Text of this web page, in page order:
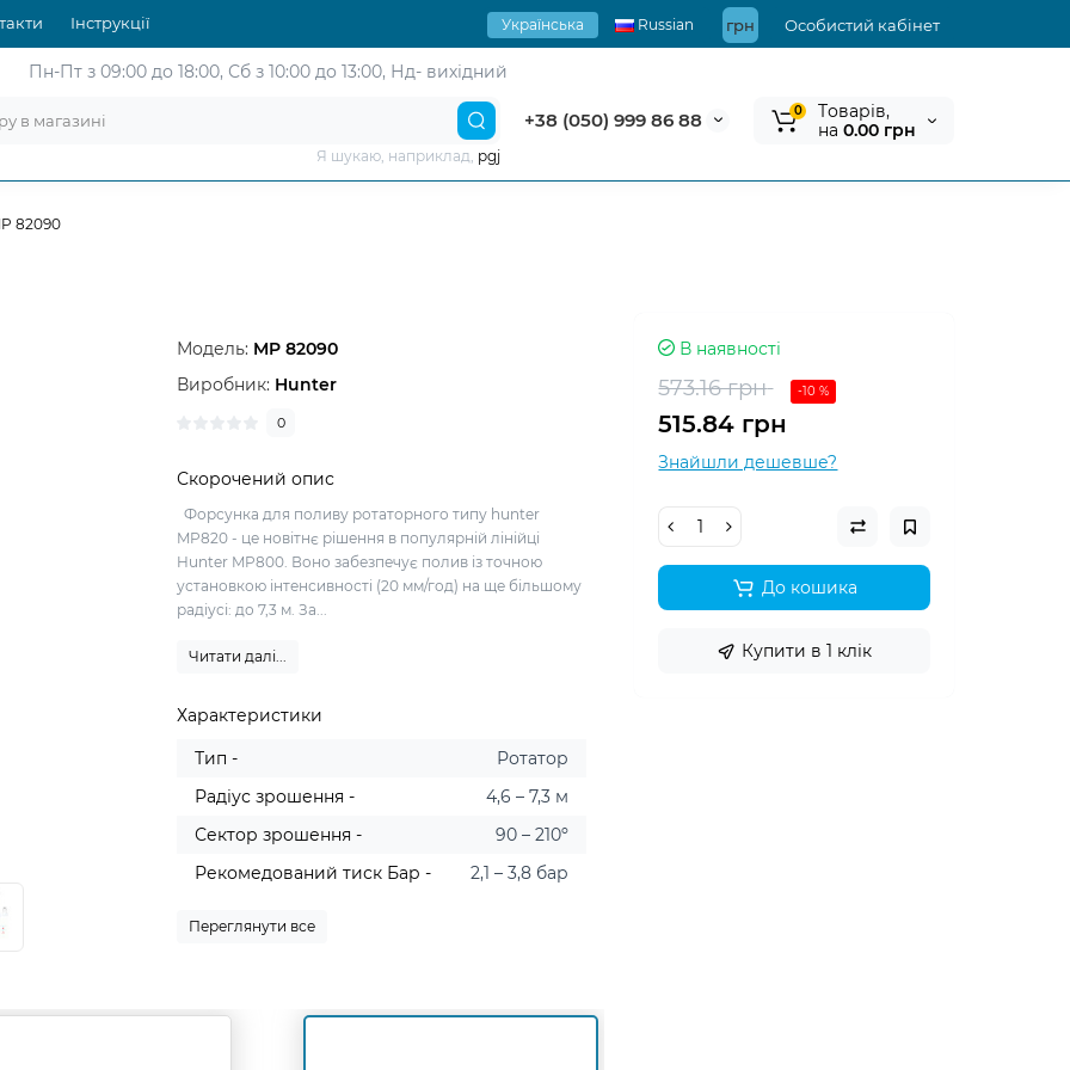
Інструкції Особистий кабінет
грн
Українська Russian
Пн-Пт з 09:00 до 18:00, Сб з 10:00 до 13:00, Нд- вихідний
+38 (050) 999 86 88
Я шукаю, наприклад, pgj
0
Tоварів,
на 0.00 грн
82090
Модель: MP 82090
Виробник: Hunter
0
Скорочений опис
Форсунка для поливу ротаторного типу hunter
MP820 - це новітнє рішення в популярній лінійці
Hunter MP800. Воно забезпечує полив із точною
установкою інтенсивності (20 мм/год) на ще більшому
радіусі: до 7,3 м. За...
Читати далі...
Характеристики
Тип -
Ротатор
Радіус зрошення -
4,6 – 7,3 м
Сектор зрошення -
90 – 210º
Рекомедований тиск Бар -
2,1 – 3,8 бар
Переглянути все
В наявності
573.16 грн -10 %
515.84 грн
Знайшли дешевше?
До кошика
Купити в 1 клік